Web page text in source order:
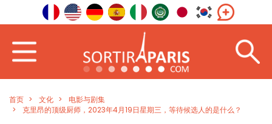
首页 文化
电影与剧集
克里昂的顶级厨师，2023年4月19日星期三，等待候选人的是什么？